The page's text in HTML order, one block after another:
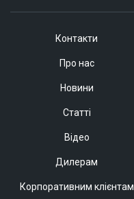
Контакти
Про нас
Новини
Статті
Відео
Дилерам
Корпоративним клієнтам